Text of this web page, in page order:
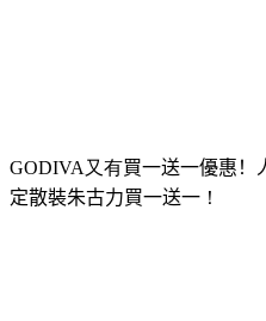
GODIVA又有買一送一優惠！
定散裝朱古力買一送一 ！